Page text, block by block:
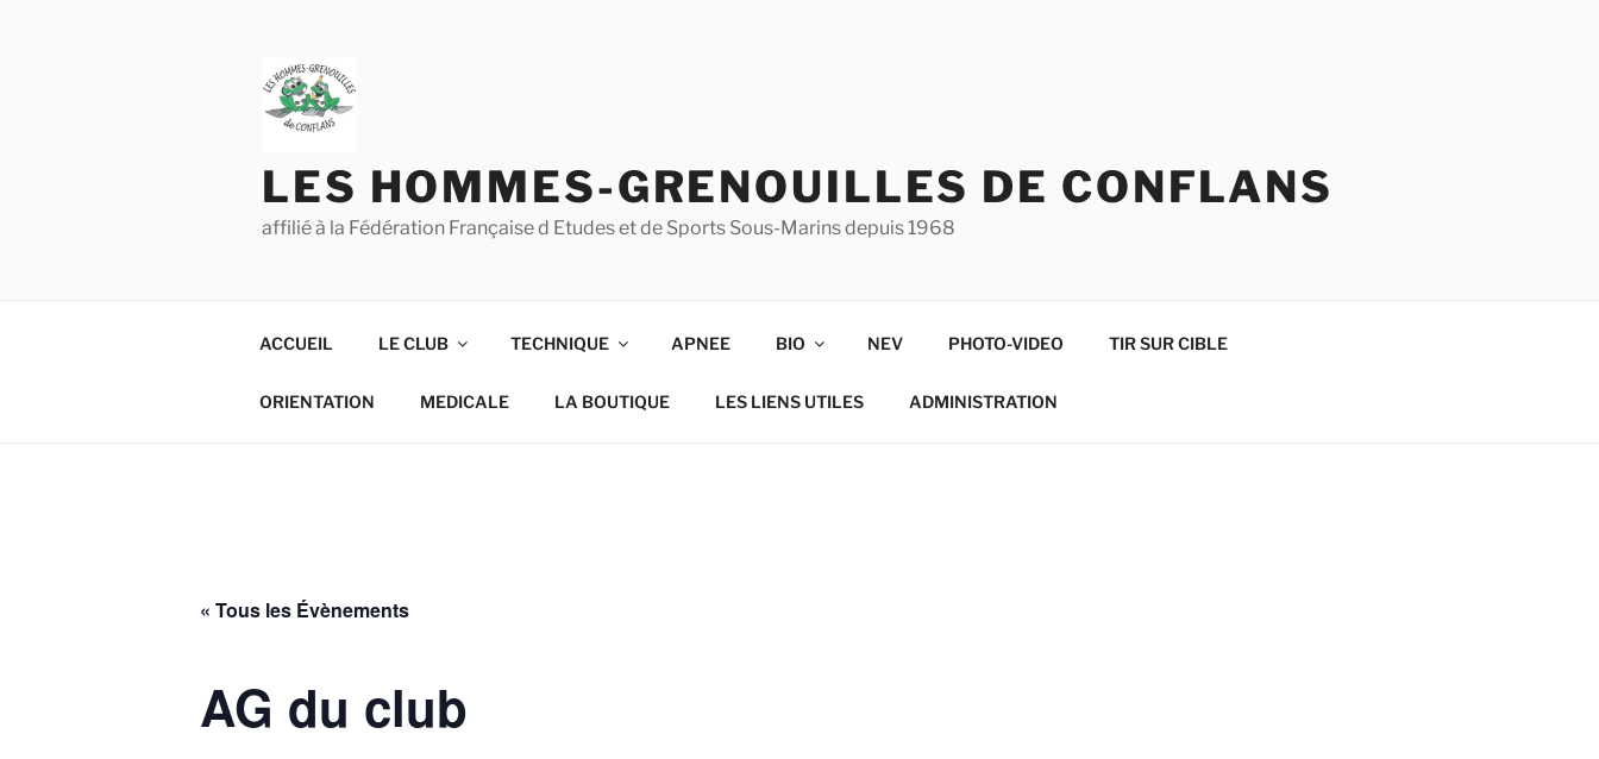
LES HOMMES-GRENOUILLES DE CONFLANS
affilié à la Fédération Française d Etudes et de Sports Sous-Marins depuis 1968
ACCUEIL LE CLUB TECHNIQUE APNEE BIO NEV PHOTO-VIDEO TIR SUR CIBLE
ORIENTATION MEDICALE LA BOUTIQUE LES LIENS UTILES ADMINISTRATION
« Tous les Évènements
AG du club